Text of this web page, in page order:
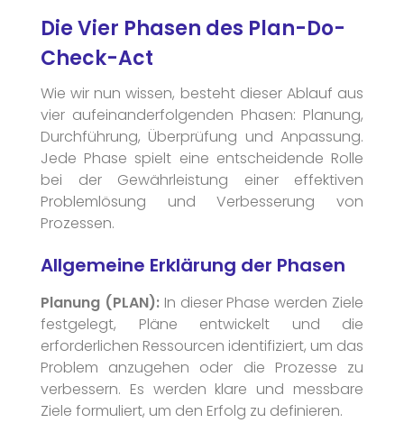
Die Vier Phasen des Plan-Do-
Check-Act
Wie wir nun wissen, besteht dieser Ablauf aus
vier aufeinanderfolgenden Phasen: Planung,
Durchführung, Überprüfung und Anpassung.
Jede Phase spielt eine entscheidende Rolle
bei der Gewährleistung einer effektiven
Problemlösung und Verbesserung von
Prozessen.
Allgemeine Erklärung der Phasen
Planung (PLAN): In dieser Phase werden Ziele
festgelegt, Pläne entwickelt und die
erforderlichen Ressourcen identifiziert, um das
Problem anzugehen oder die Prozesse zu
verbessern. Es werden klare und messbare
Ziele formuliert, um den Erfolg zu definieren.